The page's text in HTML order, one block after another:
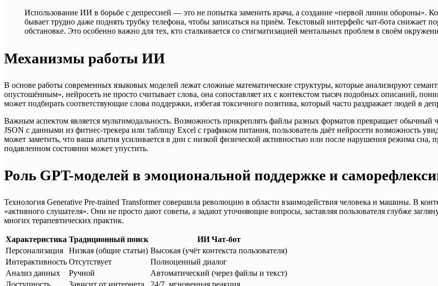
Использование ИИ в борьбе с депрессией — это не попытка заменить врача, а создание «первой линии обороны».
бывает трудно даже поднять трубку телефона, чтобы записаться на приём. Текстовый интерфейс чат-бота снижает
обстановке. Это особенно важно для тех, кто сталкивается со стигматизацией ментальных проблем в своём
Механизмы работы ИИ
В основе работы современных языковых моделей лежат сложные математические структуры, которые анализируют
опустошённым», нейросеть не просто считывает слова, она сопоставляет их с контекстом тысяч подобных описаний,
может подбирать соответствующие слова поддержки, избегая токсичного позитива, который часто раздражает людей в
Важным аспектом является мультимодальность. Возможность прикреплять файлы разных форматов превращает
JSON с данными из фитнес-трекера или таблицу Excel с графиком питания, пользователь даёт нейросети возможность
может заметить, что ваша апатия усиливается в дни с низкой физической активностью или после нарушения режима сна,
подавленном состоянии может упустить.
Роль GPT-моделей в эмоциональной поддержке и
Технология Generative Pre-trained Transformer совершила революцию в области взаимодействия человека и машины. В
«активного слушателя». Они не просто дают советы, а задают уточняющие вопросы, заставляя пользователя глубже
многих терапевтических практик.
Характеристика Традиционный поиск
ИИ Чат-бот
Персонализация
Низкая (общие статьи) Высокая (учёт контекста пользователя)
Интерактивность Отсутствует
Полноценный диалог
Анализ данных
Ручной
Автоматический (через файлы и текст)